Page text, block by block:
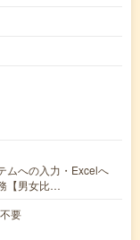
ムへの入力・Excelへ
【男女比…
要